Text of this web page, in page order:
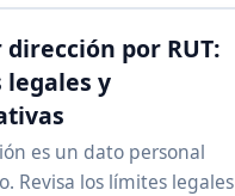
dirección por RUT:
y
es un dato personal
Revisa los límites legales